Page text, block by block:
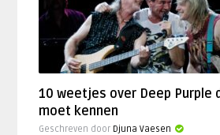
10 weetjes over Deep Purple
moet kennen
Geschreven door Djuna Vaesen